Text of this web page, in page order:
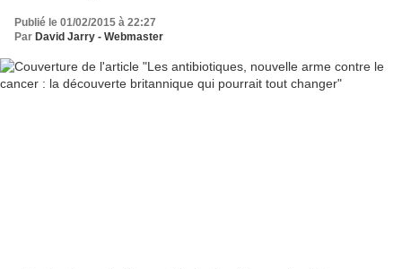
Publié le 01/02/2015 à 22:27
Par David Jarry - Webmaster